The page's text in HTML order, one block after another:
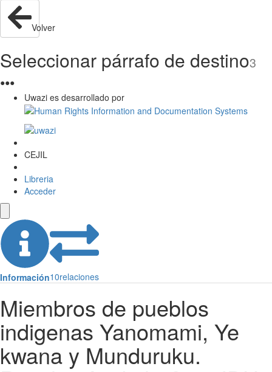
Volver
Seleccionar párrafo de destino3
●●●
Uwazi es desarrollado por
CEJIL
Libreria
Acceder
Información10relaciones
Miembros de pueblos
indigenas Yanomami, Ye
kwana y Munduruku.